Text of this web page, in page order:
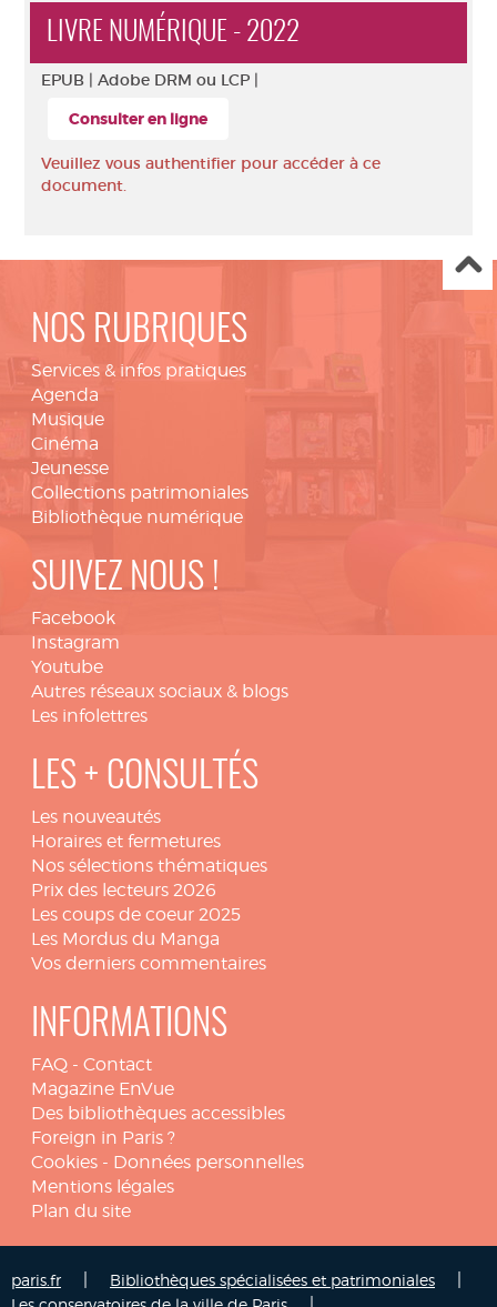
LIVRE NUMÉRIQUE - 2022
EPUB | Adobe DRM ou LCP |
Consulter en ligne
Veuillez vous authentifier pour accéder à ce
document.
NOS RUBRIQUES
Services & infos pratiques
Agenda
Musique
Cinéma
Jeunesse
Collections patrimoniales
Bibliothèque numérique
SUIVEZ NOUS !
Facebook
Instagram
Youtube
Autres réseaux sociaux & blogs
Les infolettres
LES + CONSULTÉS
Les nouveautés
Horaires et fermetures
Nos sélections thématiques
Prix des lecteurs 2026
Les coups de coeur 2025
Les Mordus du Manga
Vos derniers commentaires
INFORMATIONS
FAQ - Contact
Magazine EnVue
Des bibliothèques accessibles
Foreign in Paris ?
Cookies - Données personnelles
Mentions légales
Plan du site
paris.fr Bibliothèques spécialisées et patrimoniales